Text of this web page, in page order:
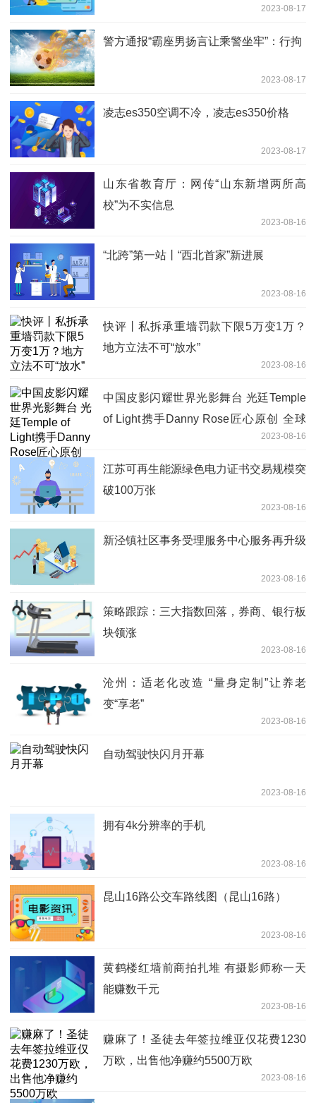
2023-08-17
警方通报“霸座男扬言让乘警坐牢”：行拘
2023-08-17
凌志es350空调不冷，凌志es350价格
2023-08-17
山东省教育厅：网传“山东新增两所高
校”为不实信息
2023-08-16
“北跨”第一站丨“西北首家”新进展
2023-08-16
快评丨私拆承重墙罚款下限5万变1万？
地方立法不可“放水”
2023-08-16
中国皮影闪耀世界光影舞台 光廷Temple
of Light携手Danny Rose匠心原创 全球
2023-08-16
江苏可再生能源绿色电力证书交易规模突
破100万张
2023-08-16
新泾镇社区事务受理服务中心服务再升级
2023-08-16
策略跟踪：三大指数回落，券商、银行板
块领涨
2023-08-16
沧州：适老化改造 “量身定制”让养老
变“享老”
2023-08-16
自动驾驶快闪月开幕
2023-08-16
拥有4k分辨率的手机
2023-08-16
昆山16路公交车路线图（昆山16路）
2023-08-16
黄鹤楼红墙前商拍扎堆 有摄影师称一天
能赚数千元
2023-08-16
赚麻了！圣徒去年签拉维亚仅花费1230
万欧，出售他净赚约5500万欧
2023-08-16